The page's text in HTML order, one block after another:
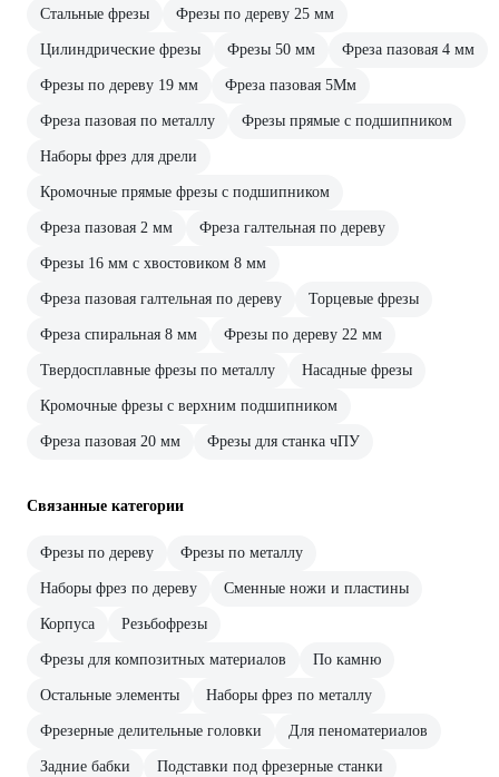
Стальные фрезы Фрезы по дереву 25 мм
Цилиндрические фрезы Фрезы 50 мм Фреза пазовая 4 мм
Фрезы по дереву 19 мм Фреза пазовая 5Мм
Фреза пазовая по металлу Фрезы прямые с подшипником
Наборы фрез для дрели
Кромочные прямые фрезы с подшипником
Фреза пазовая 2 мм Фреза галтельная по дереву
Фрезы 16 мм с хвостовиком 8 мм
Фреза пазовая галтельная по дереву Торцевые фрезы
Фреза спиральная 8 мм Фрезы по дереву 22 мм
Твердосплавные фрезы по металлу Насадные фрезы
Кромочные фрезы с верхним подшипником
Фреза пазовая 20 мм Фрезы для станка чПУ
Связанные категории
Фрезы по дереву Фрезы по металлу
Наборы фрез по дереву Сменные ножи и пластины
Корпуса Резьбофрезы
Фрезы для композитных материалов По камню
Остальные элементы Наборы фрез по металлу
Фрезерные делительные головки Для пеноматериалов
Задние бабки Подставки под фрезерные станки